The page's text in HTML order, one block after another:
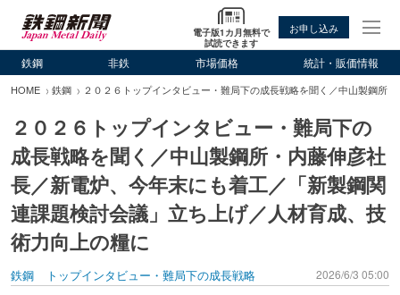
電子版1カ月無料で
試読できます
お申し込み
鉄鋼 非鉄 市場価格 統計・販価情報
HOME 鉄鋼 ２０２６トップインタビュー・難局下の成長戦略を聞く／中山製鋼所
２０２６トップインタビュー・難局下の
成長戦略を聞く／中山製鋼所・内藤伸彦社
長／新電炉、今年末にも着工／「新製鋼関
連課題検討会議」立ち上げ／人材育成、技
術力向上の糧に
鉄鋼 トップインタビュー・難局下の成長戦略 2026/6/3 05:00